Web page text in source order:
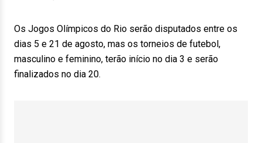
Os Jogos Olímpicos do Rio serão disputados entre os
dias 5 e 21 de agosto, mas os torneios de futebol,
masculino e feminino, terão início no dia 3 e serão
finalizados no dia 20.